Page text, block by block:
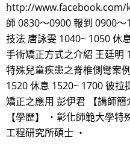
http://www.facebook.com/
師 0830～0900 報到 0900
技法 唐詠雯 1040~ 1050 休
手術矯正方式之介紹 王廷明
特殊兒童疾患之脊椎側彎案
1520 休息 1520~ 1700 彼拉
矯正之應用 彭伊君 【講師
【學歷】 ・彰化師範大學
工程研究所碩士 ・